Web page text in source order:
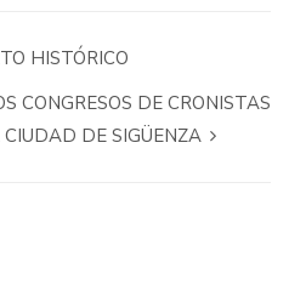
HISTÓRICO
CONGRESOS DE CRONISTAS
DE SIGÜENZA